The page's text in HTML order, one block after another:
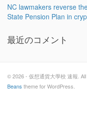
NC lawmakers reverse
State Pension Plan in
最近のコメント
© 2026 - 仮想通貨大學校 速報.
Beans theme for WordPress.